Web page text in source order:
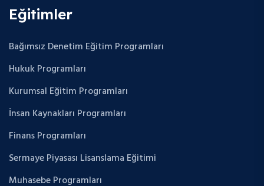
Eğitimler
Bağımsız Denetim Eğitim Programları
Hukuk Programları
Kurumsal Eğitim Programları
İnsan Kaynakları Programları
Finans Programları
Sermaye Piyasası Lisanslama Eğitimi
Muhasebe Programları